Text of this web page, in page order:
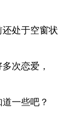
处于空窗状
次恋爱，
一些吧？